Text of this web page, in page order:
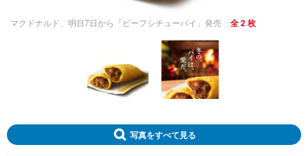
マクドナルド、明日7日から「ビーフシチューパイ」発売 全 2 枚
写真をすべて見る